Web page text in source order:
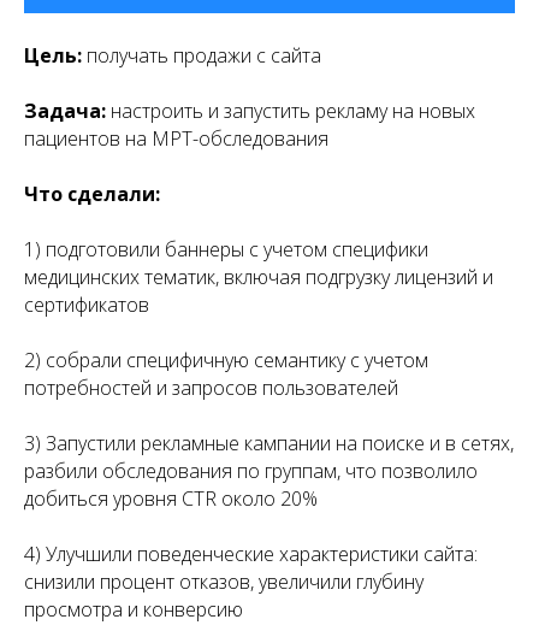
Цель: получать продажи с сайта
Задача: настроить и запустить рекламу на новых
пациентов на МРТ-обследования
Что сделали:
1) подготовили баннеры с учетом специфики
медицинских тематик, включая подгрузку лицензий и
сертификатов
2) собрали специфичную семантику с учетом
потребностей и запросов пользователей
3) Запустили рекламные кампании на поиске и в сетях,
разбили обследования по группам, что позволило
добиться уровня CTR около 20%
4) Улучшили поведенческие характеристики сайта:
снизили процент отказов, увеличили глубину
просмотра и конверсию